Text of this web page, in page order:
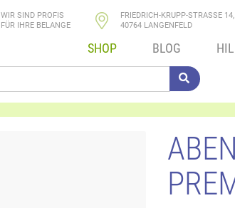
WIR SIND PROFIS
FÜR IHRE BELANGE
FRIEDRICH-KRUPP-STRASSE 14,
40764 LANGENFELD
SHOP BLOG